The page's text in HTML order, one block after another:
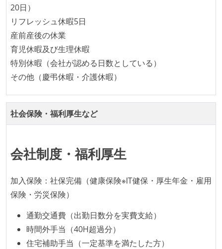
メンバーの多様性
外国籍の開発メンバーがいる
待遇・福利厚生
入社時には、各自希望のスペックの PC やディスプレ
イが支給される
20日）
リフレッシュ休暇5日
産前産後の休業
育児休暇及び生理休暇
特別休暇（会社が認める日数としている）
その他（慶弔休暇・介護休暇）
社会保険・福利厚生など
会社制度・福利厚生
加入保険：社保完備（健康保険※IT健保・厚生年金・雇用
保険・労災保険）
通勤交通費（出勤日数分を実費支給）
時間外手当（40H超過分）
住宅補助手当（一定基準を満たした方）